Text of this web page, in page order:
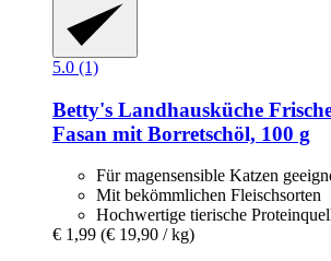
5.0 (1)
Betty's Landhausküche
Fasan mit Borretschöl, 100 g
Für magensensible Katzen
Mit bekömmlichen Fleischsorten
Hochwertige tierische
€ 1,99 (€ 19,90 / kg)